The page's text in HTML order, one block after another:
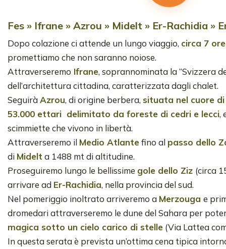
Fes » Ifrane » Azrou » Midelt » Er-Rachidia »
Dopo colazione ci attende un lungo viaggio, circa 7
promettiamo che non saranno noiose.
Attraverseremo Ifrane, soprannominata la “Svizzera
dell’architettura cittadina, caratterizzata dagli chalet.
SeguiràAzrou, di origine berbera, situata nel cuore
53.000 ettari delimitato da foreste di cedri e lecci,
scimmiette che vivono in libertà.
Attraverseremo il Medio Atlantefino al passo dello
di Midelt a 1488 mt di altitudine.
Proseguiremo lungo le bellissime gole dello Ziz (circa
arrivare ad Er-Rachidia, nella provincia del sud.
Nel pomeriggio inoltrato arriveremo a Merzouga e
dromedari attraverseremo le dune del Sahara per
magica sotto un cielo carico di stelle (Via Lattea
In questa serata è prevista un’ottima cena tipica